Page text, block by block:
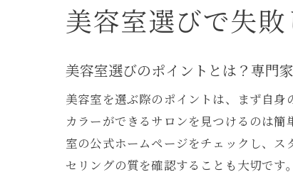
美容室選びで失
美容室選びのポイントとは？専門
美容室を選ぶ際のポイントは、まず自
カラーができるサロンを見つけるのは
室の公式ホームページをチェックし、
セリングの質を確認することも大切で